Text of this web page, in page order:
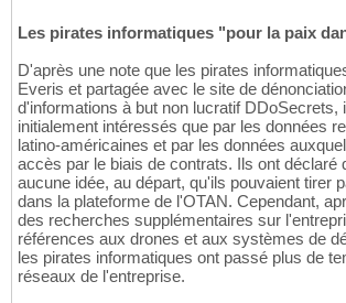
Les pirates informatiques "pour la paix
D'après une note que les pirates
Everis et partagée avec le site de
d'informations à but non lucratif DDoSecrets,
initialement intéressés que par les données
latino-américaines et par les données
accès par le biais de contrats. Ils ont déclaré
aucune idée, au départ, qu'ils pouvaient tirer
dans la plateforme de l'OTAN. Cependant,
des recherches supplémentaires sur
références aux drones et aux systèmes de
les pirates informatiques ont passé plus de
réseaux de l'entreprise.